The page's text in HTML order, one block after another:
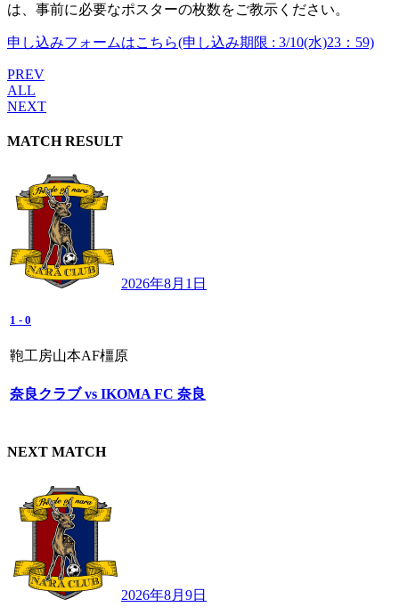
は、事前に必要なポスターの枚数をご教示ください。
申し込みフォームはこちら(申し込み期限 : 3/10(水)23：59)
PREV
ALL
NEXT
MATCH RESULT
2026年8月1日
1 - 0
鞄工房山本AF橿原
奈良クラブ vs IKOMA FC 奈良
NEXT MATCH
2026年8月9日